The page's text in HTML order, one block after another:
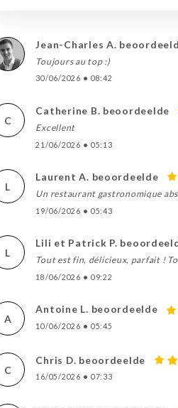
Jean-Charles A.
Toujours au top :)
30/06/2026 • 08:42
C
Catherine B. beoordeelde
Excellent
21/06/2026 • 05:13
L
Laurent A. beoordeelde
Un restaurant gastronomique
19/06/2026 • 05:43
L
Lili et Patrick P.
Tout est fin, délicieux, parfait !
18/06/2026 • 09:22
A
Antoine L. beoordeelde
10/06/2026 • 05:45
C
Chris D. beoordeelde
16/05/2026 • 07:33